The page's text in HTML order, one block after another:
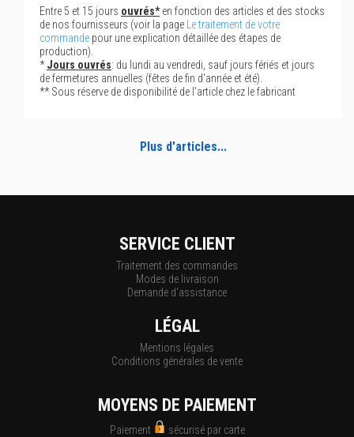
Entre 5 et 15 jours ouvrés*en fonction des articles et des stocks
de nos fournisseurs (voir la page
Le traitement de votre
commande pour une explication détaillée des étapes de
production).
*Jours ouvrés: du lundi au vendredi, sauf jours fériés et jours
de fermetures annuelles (fêtes de fin d'année et été).
** Sous réserve de disponibilité de l'article chez le fabricant
Plus d'articles...
SERVICE CLIENT
Traitement des commandes
Modes de livraison
Demande d'assistance
LÉGAL
Mentions légales
Conditions générales de vente
MOYENS DE PAIEMENT
Paiement sécurisé par carte